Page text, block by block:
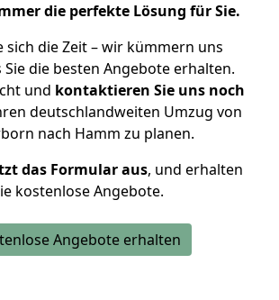
die perfekte Lösung für Sie.
sich die Zeit – wir kümmern uns
die besten Angebote erhalten.
und kontaktieren Sie uns noch
deutschlandweiten Umzug von
nach Hamm zu planen.
das Formular aus, und erhalten
kostenlose Angebote.
Angebote erhalten